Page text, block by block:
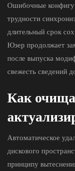
Ошибочные
трудности
длительный срок
Юзер продолжает
после выпуска
свежесть сведений
Как
Автоматическое
дискового
принципу